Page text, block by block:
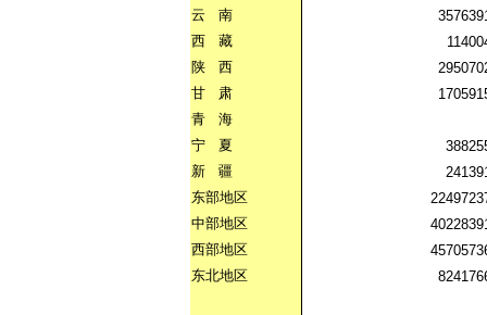
云
南
西
藏
陕
西
甘
肃
青
海
宁
夏
新
疆
东部地区
中部地区
西部地区
东北地区